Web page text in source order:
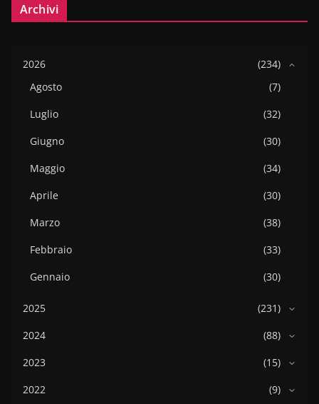
Archivi
2026
(234)
Agosto
(7)
Luglio
(32)
Giugno
(30)
Maggio
(34)
Aprile
(30)
Marzo
(38)
Febbraio
(33)
Gennaio
(30)
2025
(231)
2024
(88)
2023
(15)
2022
(9)